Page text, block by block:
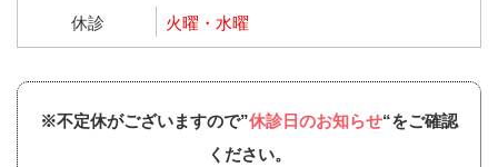
休診 火曜・水曜
※不定休がございますので”休診日のお知らせ“をご確認
ください。